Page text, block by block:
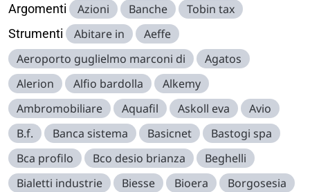
Argomenti Azioni Banche Tobin tax
Strumenti Abitare in
Aeffe
Aeroporto guglielmo marconi di
Agatos
Alerion
Alfio bardolla
Alkemy
Ambromobiliare
Aquafil Askoll eva
Avio
B.f.
Banca sistema Basicnet
Bastogi spa
Bca profilo
Bco desio brianza
Beghelli
Bialetti industrie
Biesse Bioera
Borgosesia